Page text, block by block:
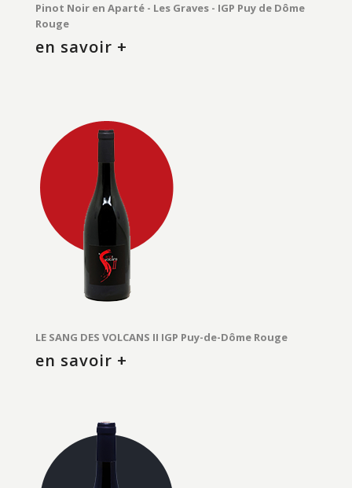
Pinot Noir en Aparté - Les Graves - IGP Puy de Dôme
Rouge
en savoir +
LE SANG DES VOLCANS II IGP Puy-de-Dôme Rouge
en savoir +